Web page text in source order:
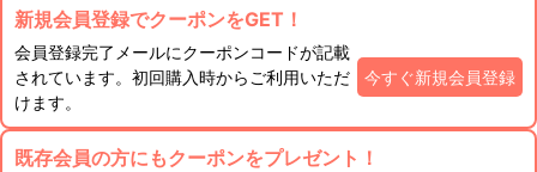
新規会員登録でクーポンをGET！
会員登録完了メールにクーポンコードが記載
されています。初回購入時からご利用いただ
けます。
今すぐ新規会員登録
既存会員の方にもクーポンをプレゼント！